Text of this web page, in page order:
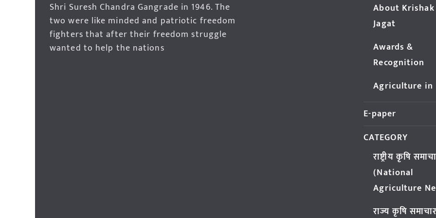
Shri Suresh Chandra Gangrade in 1946. The
two were like minded and patriotic freedom
fighters that after their freedom struggle
wanted to help the nations
About Krishak
Jagat
Awards &
Recognition
Agriculture in
E-paper
CATEGORY
राष्ट्रीय कृषि
(National
Agriculture
राज्य कृषि